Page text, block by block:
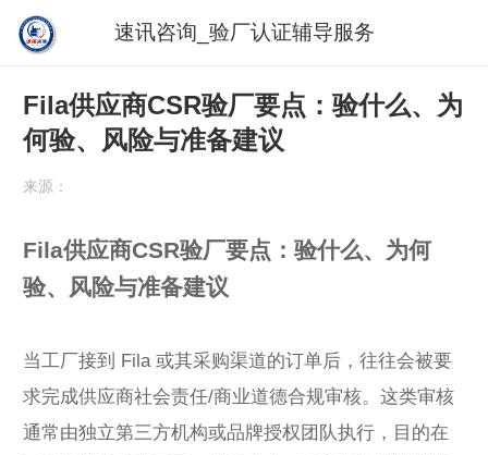
速讯咨询_验厂认证辅导服务
Fila供应商CSR验厂要点：验什么、为
何验、风险与准备建议
来源：
Fila供应商CSR验厂要点：验什么、为何
验、风险与准备建议
当工厂接到 Fila 或其采购渠道的订单后，往往会被要
求完成供应商社会责任/商业道德合规审核。这类审核
通常由独立第三方机构或品牌授权团队执行，目的在